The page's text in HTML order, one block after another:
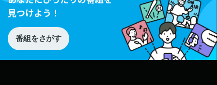
見つけよう！
番組をさがす